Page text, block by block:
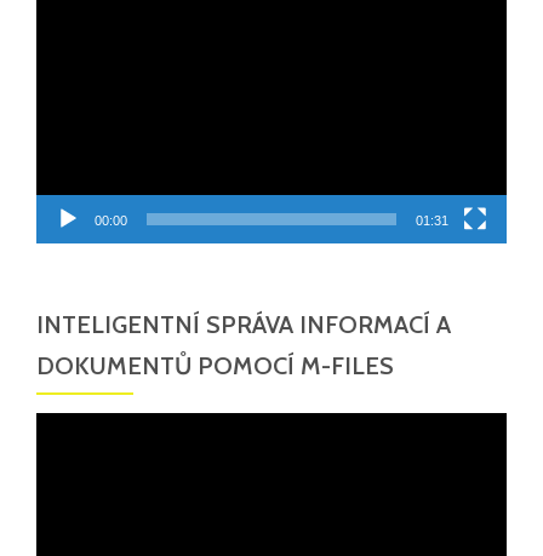
00:00 01:31
INTELIGENTNÍ SPRÁVA INFORMACÍ A
DOKUMENTŮ POMOCÍ M-FILES